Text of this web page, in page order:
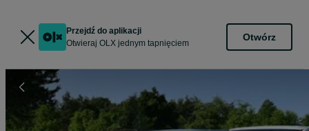
Przejdź do aplikacji
Otwieraj OLX jednym tapnięciem
Otwórz